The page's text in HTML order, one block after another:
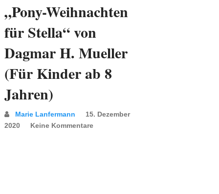
„Pony-Weihnachten
für Stella“ von
Dagmar H. Mueller
(Für Kinder ab 8
Jahren)
Marie Lanfermann
15. Dezember
2020
Keine Kommentare